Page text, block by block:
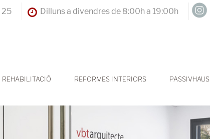
25 Dilluns a divendres de 8:00h a 19:00h
REHABILITACIÓ REFORMES INTERIORS PASSIVHAUS